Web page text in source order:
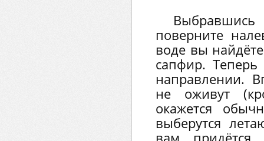
поверните
воде вы
сапфир.
направлении.
не оживут
окажется
выберутся